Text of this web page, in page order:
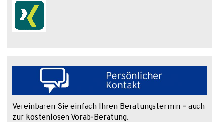
Vereinbaren Sie einfach Ihren Beratungstermin – auch
zur kostenlosen Vorab-Beratung.